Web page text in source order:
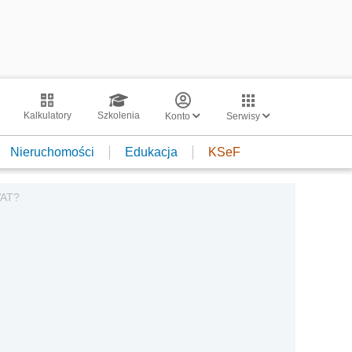
Kalkulatory Szkolenia Konto Serwisy
Nieruchomości Edukacja KSeF